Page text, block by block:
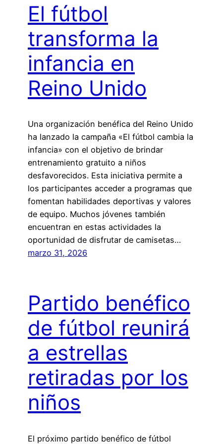
El fútbol
transforma la
infancia en
Reino Unido
Una organización benéfica del Reino Unido
ha lanzado la campaña «El fútbol cambia la
infancia» con el objetivo de brindar
entrenamiento gratuito a niños
desfavorecidos. Esta iniciativa permite a
los participantes acceder a programas que
fomentan habilidades deportivas y valores
de equipo. Muchos jóvenes también
encuentran en estas actividades la
oportunidad de disfrutar de camisetas…
marzo 31, 2026
Partido benéfico
de fútbol reunirá
a estrellas
retiradas por los
niños
El próximo partido benéfico de fútbol